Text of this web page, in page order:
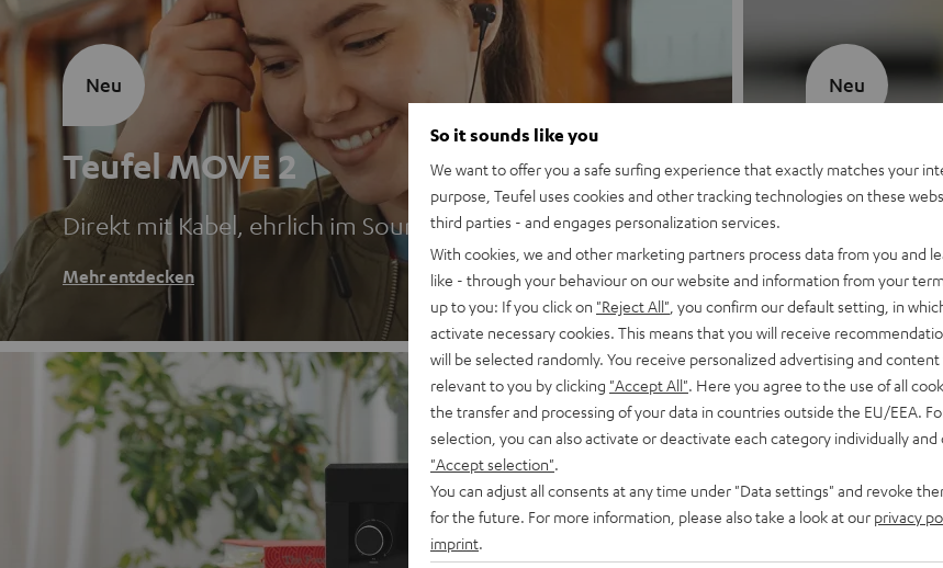
Teufel MOVE 2
Direkt mit Kabel, ehrlich im Sound
Mehr entdecken
Neu
MOTIV®
Mehr entdecken
Neu
So it sounds like you
We want to offer you a safe surfing experience that exactly matches your
purpose, Teufel uses cookies and other tracking technologies on these
third parties - and engages personalization services.
With cookies, we and other marketing partners process data from you and
like - through your behaviour on our website and information from your
up to you: If you click on "Reject All" , you confirm our default setting, in
activate necessary cookies. This means that you will receive
will be selected randomly. You receive personalized advertising and
relevant to you by clicking "Accept All" . Here you agree to the use of all
the transfer and processing of your data in countries outside the EU/EEA.
selection, you can also activate or deactivate each category individually
"Accept selection"
You can adjust all consents at any time under "Data settings" and revoke
for the future. For more information, please also take a look at our privacy
imprint